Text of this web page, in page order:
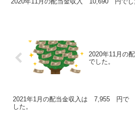
2020年11月の
でした。
2021年1月の配当金収入は 7,955 円で
した。